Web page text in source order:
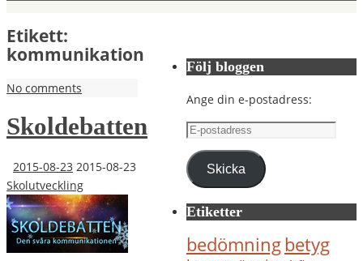
Etikett:
kommunikation
No comments
Skoldebatten
2015-08-23 2015-08-23
Skolutveckling
Följ bloggen
Ange din e-postadress:
E-
postadress
Skicka
Etiketter
bedömningbetyg